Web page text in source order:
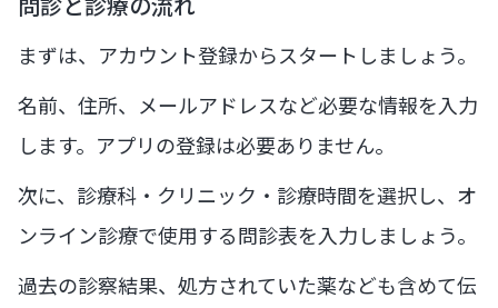
まずは、アカウント登録からスタートしましょう。
名前、住所、メールアドレスなど必要な情報を入力
します。アプリの登録は必要ありません。
次に、診療科・クリニック・診療時間を選択し、オ
ンライン診療で使用する問診表を入力しましょう。
過去の診察結果、処方されていた薬なども含めて伝